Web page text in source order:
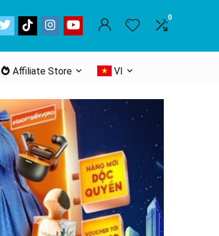
0
Affiliate Store VI